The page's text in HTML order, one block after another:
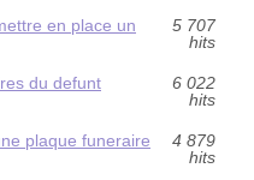
en place un
5 707
hits
du defunt
6 022
hits
plaque funeraire
4 879
hits